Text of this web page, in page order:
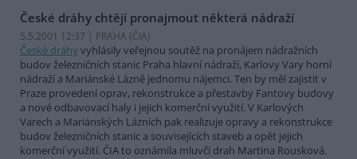
České dráhy chtějí pronajmout některá nádraží
5.5.2001 12:37 | PRAHA (ČIA)
České dráhy vyhlásily veřejnou soutěž na pronájem nádražních
budov železničních stanic Praha hlavní nádraží, Karlovy Vary horní
nádraží a Mariánské Lázně jednomu nájemci. Ten by měl zajistit v
Praze provedení oprav, rekonstrukce a přestavby Fantovy budovy
a nové odbavovací haly i jejich komerční využití. V Karlových
Varech a Mariánských Lázních pak realizuje opravy a rekonstrukce
budov železničních stanic a souvisejících staveb a opět jejich
komerční využití. ČIA to oznámila mluvčí drah Martina Rousková.